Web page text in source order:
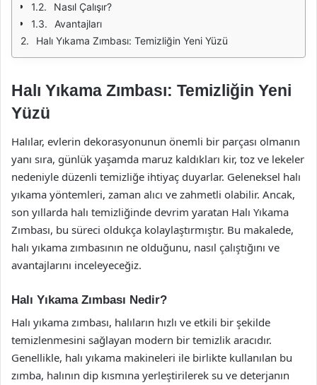
Nasıl Çalışır?
Avantajları
Halı Yıkama Zımbası: Temizliğin Yeni Yüzü
Halı Yıkama Zımbası: Temizliğin Yeni
Yüzü
Halılar, evlerin dekorasyonunun önemli bir parçası olmanın
yanı sıra, günlük yaşamda maruz kaldıkları kir, toz ve lekeler
nedeniyle düzenli temizliğe ihtiyaç duyarlar. Geleneksel halı
yıkama yöntemleri, zaman alıcı ve zahmetli olabilir. Ancak,
son yıllarda halı temizliğinde devrim yaratan Halı Yıkama
Zımbası, bu süreci oldukça kolaylaştırmıştır. Bu makalede,
halı yıkama zımbasının ne olduğunu, nasıl çalıştığını ve
avantajlarını inceleyeceğiz.
Halı Yıkama Zımbası Nedir?
Halı yıkama zımbası, halıların hızlı ve etkili bir şekilde
temizlenmesini sağlayan modern bir temizlik aracıdır.
Genellikle, halı yıkama makineleri ile birlikte kullanılan bu
zımba, halının dip kısmına yerleştirilerek su ve deterjanın